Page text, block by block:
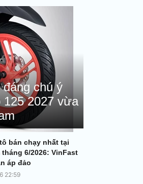
chú ý
125 2027 vừa
bán chạy nhất tại
tháng 6/2026: VinFast
áp đảo
22:59